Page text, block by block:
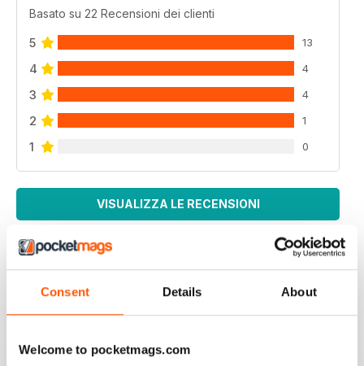
Consent Details About
Welcome to pocketmags.com
Basato su 22 Recensioni dei clienti
5 13
4 4
3 4
2 1
1 0
VISUALIZZA LE RECENSIONI
REPTILE KEEPING MADE EASY
My son loves this and it's enabled him to grow his